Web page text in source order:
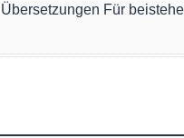
Übersetzungen Für